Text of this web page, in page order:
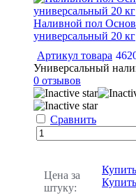
Наливной пол
универсальный 20 кг
Артикул товара
Универсальный
0 отзывов
Сравнить
Цена за
штуку:
Купить